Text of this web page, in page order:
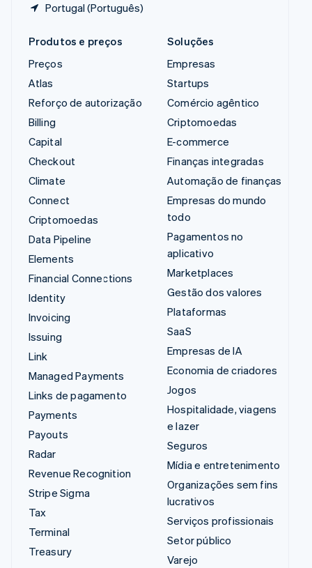
Portugal (Português)
Produtos e preços
Preços
Atlas
Reforço de autorização
Billing
Capital
Checkout
Climate
Connect
Criptomoedas
Data Pipeline
Elements
Financial Connections
Identity
Invoicing
Issuing
Link
Managed Payments
Links de pagamento
Payments
Payouts
Radar
Revenue Recognition
Stripe Sigma
Tax
Terminal
Treasury
Soluções
Empresas
Startups
Comércio agêntico
Criptomoedas
E-commerce
Finanças integradas
Automação de finanças
Empresas do mundo
todo
Pagamentos no
aplicativo
Marketplaces
Gestão dos valores
Plataformas
SaaS
Empresas de IA
Economia de criadores
Jogos
Hospitalidade, viagens
e lazer
Seguros
Mídia e entretenimento
Organizações sem fins
lucrativos
Serviços profissionais
Setor público
Varejo